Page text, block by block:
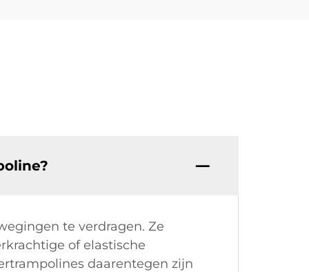
te verdragen. Ze
of elastische
daarentegen zijn